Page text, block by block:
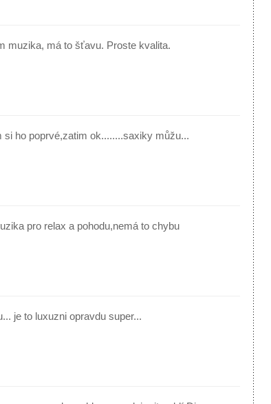
muzika, má to šťavu. Proste kvalita.
si ho poprvé,zatim ok........saxiky můžu...
pro relax a pohodu,nemá to chybu
je to luxuzni opravdu super...